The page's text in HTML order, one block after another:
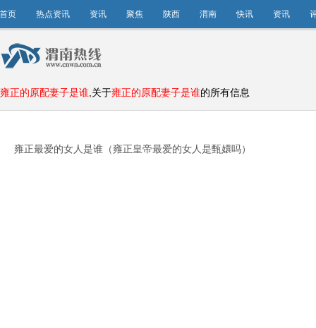
首页 热点资讯 资讯 聚焦 陕西 渭南 快讯 资讯
雍正的原配妻子是谁 ,关于雍正的原配妻子是谁的所有信息
雍正最爱的女人是谁（雍正皇帝最爱的女人是甄嬛吗）